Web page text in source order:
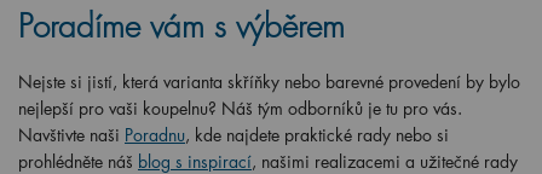
Poradíme vám s výběrem
Nejste si jistí, která varianta skříňky nebo barevné provedení by bylo
nejlepší pro vaši koupelnu? Náš tým odborníků je tu pro vás.
Navštivte naši Poradnu, kde najdete praktické rady nebo si
prohlédněte náš blog s inspirací, našimi realizacemi a užitečné rady